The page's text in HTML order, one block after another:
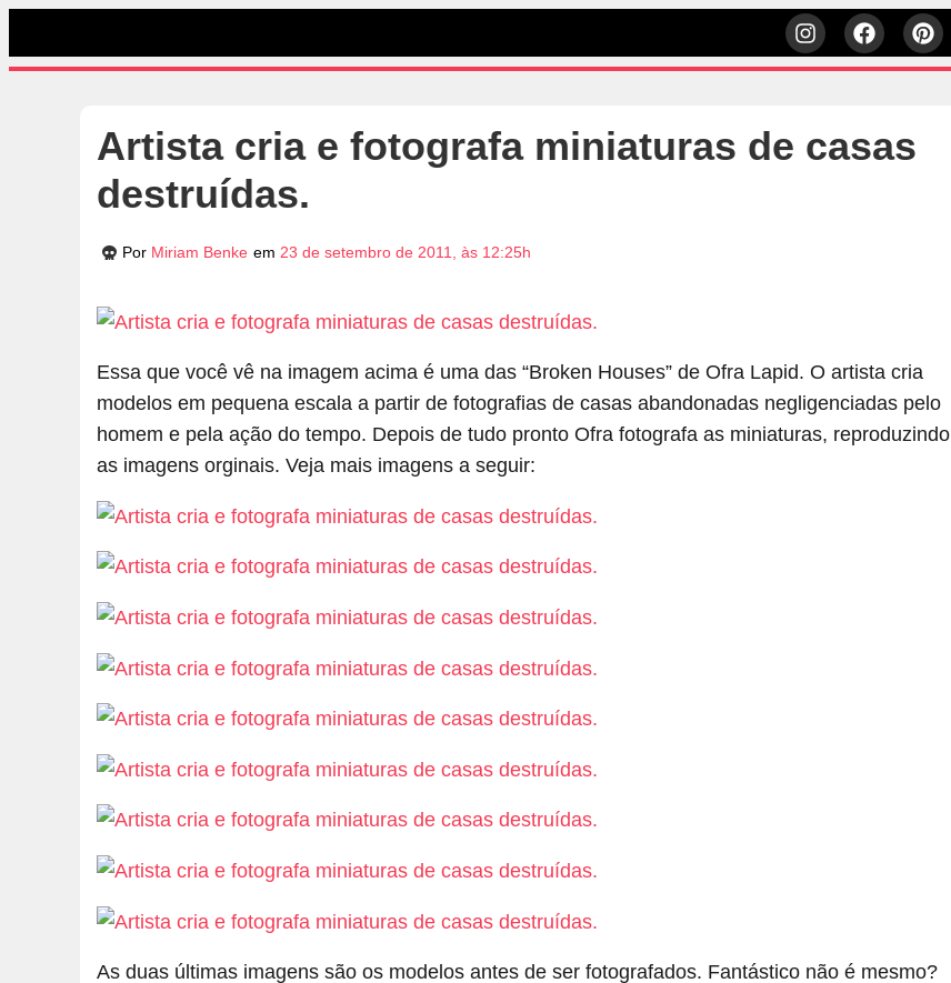
Artista cria e fotografa miniaturas de casas
destruídas.
Por Miriam Benke em 23 de setembro de 2011, às 12:25h
Essa que você vê na imagem acima é uma das “Broken Houses” de Ofra Lapid. O artista cria
modelos em pequena escala a partir de fotografias de casas abandonadas negligenciadas pelo
homem e pela ação do tempo. Depois de tudo pronto Ofra fotografa as miniaturas, reproduzindo
as imagens orginais. Veja mais imagens a seguir:
As duas últimas imagens são os modelos antes de ser fotografados. Fantástico não é mesmo?